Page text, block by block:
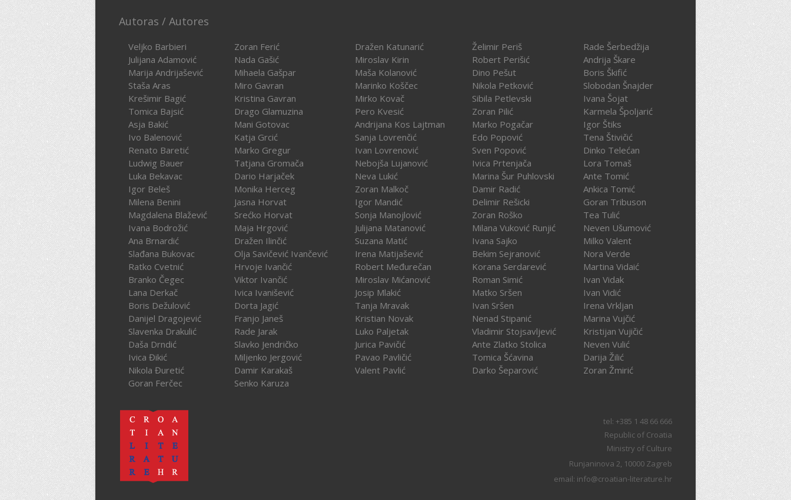
Autoras / Autores
Veljko Barbieri
Julijana Adamović
Marija Andrijašević
Staša Aras
Krešimir Bagić
Tomica Bajsić
Asja Bakić
Ivo Balenović
Renato Baretić
Ludwig Bauer
Luka Bekavac
Igor Beleš
Milena Benini
Magdalena Blažević
Ivana Bodrožić
Ana Brnardić
Slađana Bukovac
Ratko Cvetnić
Branko Čegec
Lana Derkač
Boris Dežulović
Danijel Dragojević
Slavenka Drakulić
Daša Drndić
Ivica Đikić
Nikola Đuretić
Goran Ferčec
Zoran Ferić
Nada Gašić
Mihaela Gašpar
Miro Gavran
Kristina Gavran
Drago Glamuzina
Mani Gotovac
Katja Grcić
Marko Gregur
Tatjana Gromača
Dario Harjaček
Monika Herceg
Jasna Horvat
Srećko Horvat
Maja Hrgović
Dražen Ilinčić
Olja Savičević Ivančević
Hrvoje Ivančić
Viktor Ivančić
Ivica Ivanišević
Dorta Jagić
Franjo Janeš
Rade Jarak
Slavko Jendričko
Miljenko Jergović
Damir Karakaš
Senko Karuza
Dražen Katunarić
Miroslav Kirin
Maša Kolanović
Marinko Koščec
Mirko Kovač
Pero Kvesić
Andrijana Kos Lajtman
Sanja Lovrenčić
Ivan Lovrenović
Nebojša Lujanović
Neva Lukić
Zoran Malkoč
Igor Mandić
Sonja Manojlović
Julijana Matanović
Suzana Matić
Irena Matijašević
Robert Međurečan
Miroslav Mićanović
Josip Mlakić
Tanja Mravak
Kristian Novak
Luko Paljetak
Jurica Pavičić
Pavao Pavličić
Valent Pavlić
Želimir Periš
Robert Perišić
Dino Pešut
Nikola Petković
Sibila Petlevski
Zoran Pilić
Marko Pogačar
Edo Popović
Sven Popović
Ivica Prtenjača
Marina Šur Puhlovski
Damir Radić
Delimir Rešicki
Zoran Roško
Milana Vuković Runjić
Ivana Sajko
Bekim Sejranović
Korana Serdarević
Roman Simić
Matko Sršen
Ivan Sršen
Nenad Stipanić
Vladimir Stojsavljević
Ante Zlatko Stolica
Tomica Šćavina
Darko Šeparović
Rade Šerbedžija
Andrija Škare
Boris Škifić
Slobodan Šnajder
Ivana Šojat
Karmela Špoljarić
Igor Štiks
Tena Štivičić
Dinko Telećan
Lora Tomaš
Ante Tomić
Ankica Tomić
Goran Tribuson
Tea Tulić
Neven Ušumović
Milko Valent
Nora Verde
Martina Vidaić
Ivan Vidak
Ivan Vidić
Irena Vrkljan
Marina Vujčić
Kristijan Vujičić
Neven Vulić
Darija Žilić
Zoran Žmirić
tel: +385 1 48 66 666
Republic of Croatia
Ministry of Culture
Runjaninova 2, 10000 Zagreb
email: info@croatian-literature.hr